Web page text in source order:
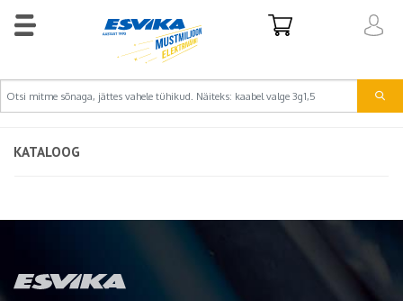
KATALOOG